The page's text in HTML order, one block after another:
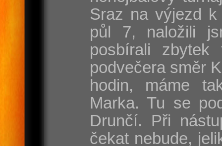
Sraz na výjezd
půl 7, naložili
posbírali
podvečera směr
hodin, máme
Marka. Tu se
Drunčí. Při
čekat nebude,